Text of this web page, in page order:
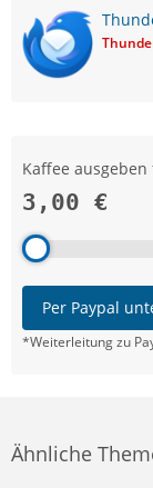
Kaffee ausgeben
3,00 €
Per Paypal
*Weiterleitung zu
Ähnliche